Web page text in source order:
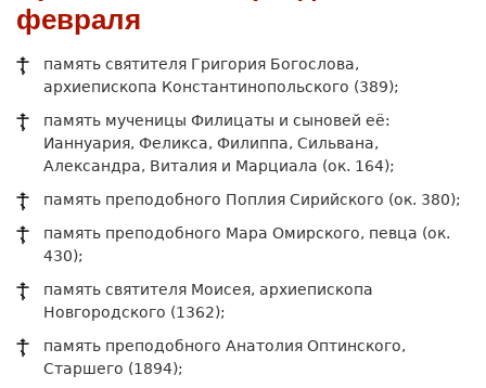
февраля
память святителя Григория Богослова,
архиепископа Константинопольского (389);
память мученицы Филицаты и сыновей её:
Ианнуария, Феликса, Филиппа, Сильвана,
Александра, Виталия и Марциала (ок. 164);
память преподобного Поплия Сирийского (ок. 380);
память преподобного Мара Омирского, певца (ок.
430);
память святителя Моисея, архиепископа
Новгородского (1362);
память преподобного Анатолия Оптинского,
Старшего (1894);